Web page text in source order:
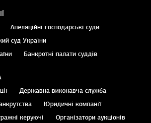
Апеляційні господарські суди
суд України
Банкротні палати суддів
Державна виконавча служба
Юридичні компанії
керуючі
Організатори аукціонів